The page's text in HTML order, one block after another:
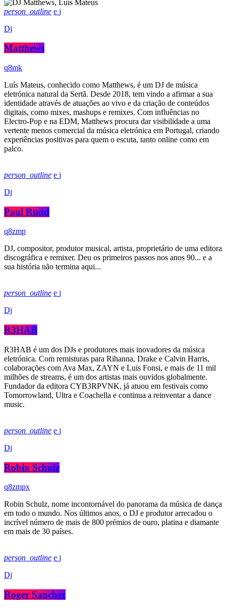
person_outline
Dj
Matthews
Luís Mateus, conhecido como Matthews, é um DJ de música
eletrónica natural da Sertã. Desde 2018, tem vindo a afirmar a sua
identidade através de atuações ao vivo e da criação de conteúdos
digitais, como mixes, mashups e remixes. Com influências no
Electro-Pop e na EDM, Matthews procura dar visibilidade a uma
vertente menos comercial da música eletrónica em Portugal, criando
experiências positivas para quem o escuta, tanto online como em
palco.
person_outline
Dj
Paul Rudd
DJ, compositor, produtor musical, artista, proprietário de uma editora
discográfica e remixer. Deu os primeiros passos nos anos 90... e a
sua história não termina aqui...
person_outline
Dj
R3HAB
R3HAB é um dos DJs e produtores mais inovadores da música
eletrónica. Com remisturas para Rihanna, Drake e Calvin Harris,
colaborações com Ava Max, ZAYN e Luis Fonsi, e mais de 11 mil
milhões de streams, é um dos artistas mais ouvidos globalmente.
Fundador da editora CYB3RPVNK, já atuou em festivais como
Tomorrowland, Ultra e Coachella e continua a reinventar a dance
music.
person_outline
Dj
Robin Schulz
Robin Schulz, nome incontornável do panorama da música de dança
em todo o mundo. Nos últimos anos, o DJ e produtor arrecadou o
incrível número de mais de 800 prémios de ouro, platina e diamante
em mais de 30 países.
person_outline
Dj
Roger Sanchez